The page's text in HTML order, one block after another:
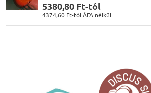
5380,80 Ft-tól
4374,60 Ft-tólÁFA nélkül